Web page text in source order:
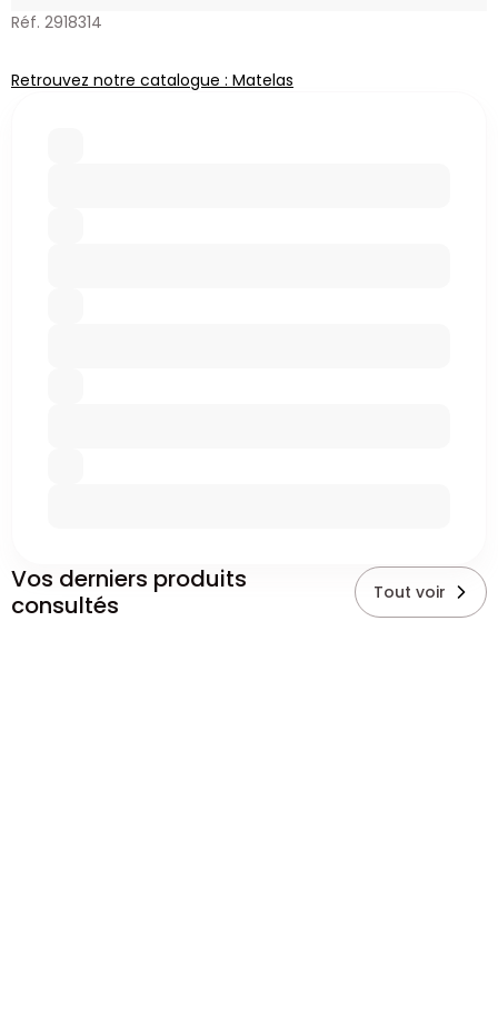
Réf. 2918314
Retrouvez notre catalogue : Matelas
Vos derniers produits
consultés
Tout voir